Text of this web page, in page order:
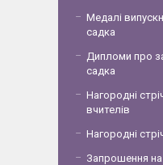
Медалі
садка
Дипломи про
садка
Нагородні
вчителів
Нагородні
Запрошення